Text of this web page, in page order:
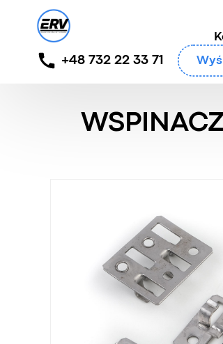
+48 732 22 33 71
Główny / Produkty / Klipsy